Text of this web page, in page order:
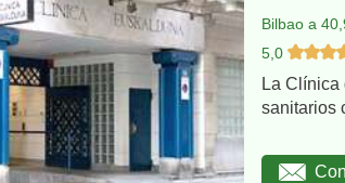
Bilbao a
5,0
La
sanitarios